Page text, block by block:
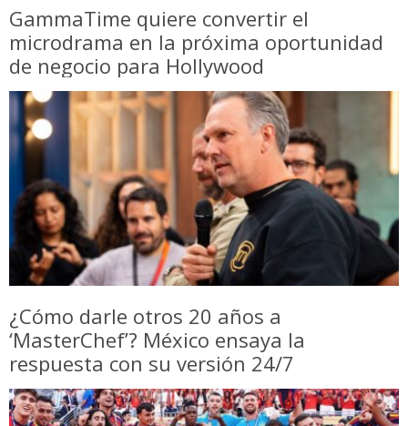
GammaTime quiere convertir el
microdrama en la próxima oportunidad
de negocio para Hollywood
¿Cómo darle otros 20 años a
‘MasterChef’? México ensaya la
respuesta con su versión 24/7